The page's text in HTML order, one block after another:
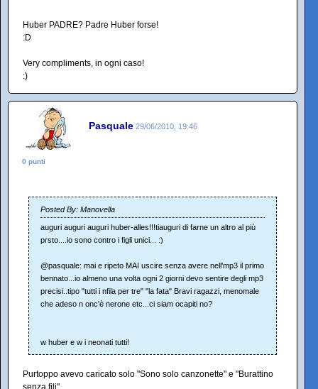
Huber PADRE? Padre Huber forse!
:D
Very compliments, in ogni caso!
:)
Pasquale 29/06/2010, 19:46
0 punti
Posted By: Manovella
auguri auguri auguri huber-alles!!!tiauguri di farne un altro al più
prsto....io sono contro i figli unici... :)
@pasquale: mai e ripeto MAI uscire senza avere nell'mp3 il primo
bennato...io almeno una volta ogni 2 giorni devo sentire degli mp3
precisi..tipo "tutti i nfila per tre" "la fata" Bravi ragazzi, menomale
che adeso n onc'è nerone etc...ci siam ocapiti no?
w huber e w i neonati tutti!
Purtoppo avevo caricato solo "Sono solo canzonette" e "Burattino
senza fili".